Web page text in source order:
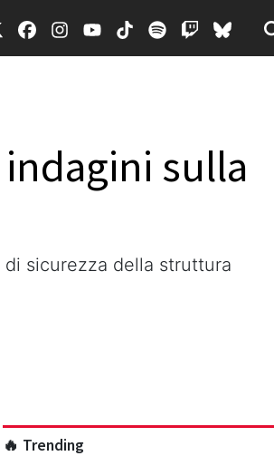
sulla
sicurezza della struttura
🔥 Trending